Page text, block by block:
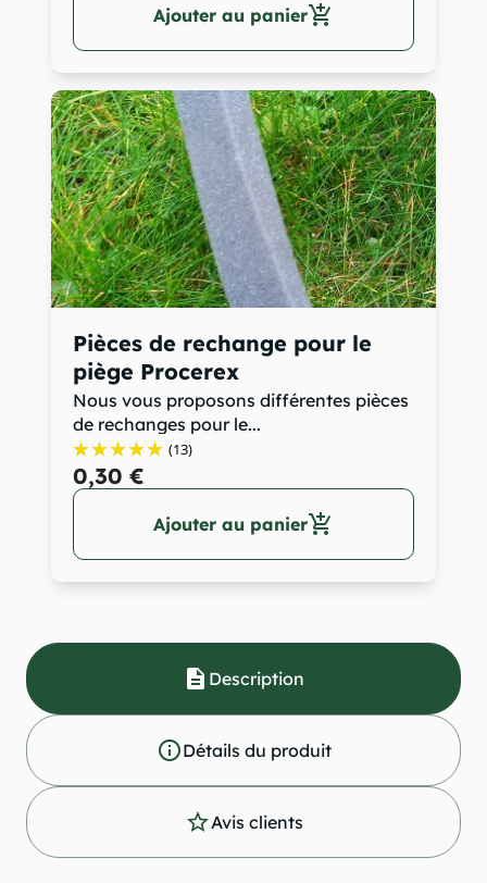
Ajouter au panieradd_shopping_cart
Pièces de rechange pour le
piège Procerex
Nous vous proposons différentes pièces
de rechanges pour le...
(13)
0,30 €
Ajouter au panieradd_shopping_cart
description Description
info_outlineDétails du produit
star_outlineAvis clients